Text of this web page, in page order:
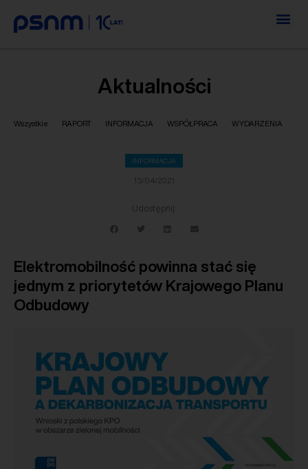
Aktualności
Wszystkie RAPORT INFORMACJA WSPÓŁPRACA WYDARZENIA
INFORMACJA
13/04/2021
Udostępnij:
Elektromobilność powinna stać się
jednym z priorytetów Krajowego Planu
Odbudowy